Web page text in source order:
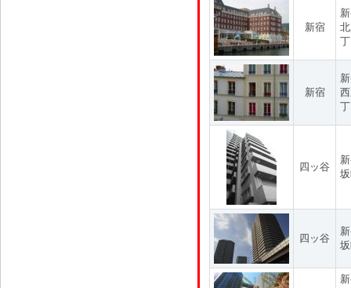
新宿
新宿
四ッ谷
四ッ谷